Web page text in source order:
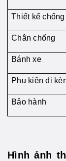
Thiết kế
Chân chống
Bánh xe
Phụ kiện đi
Bảo hành
Hình ảnh